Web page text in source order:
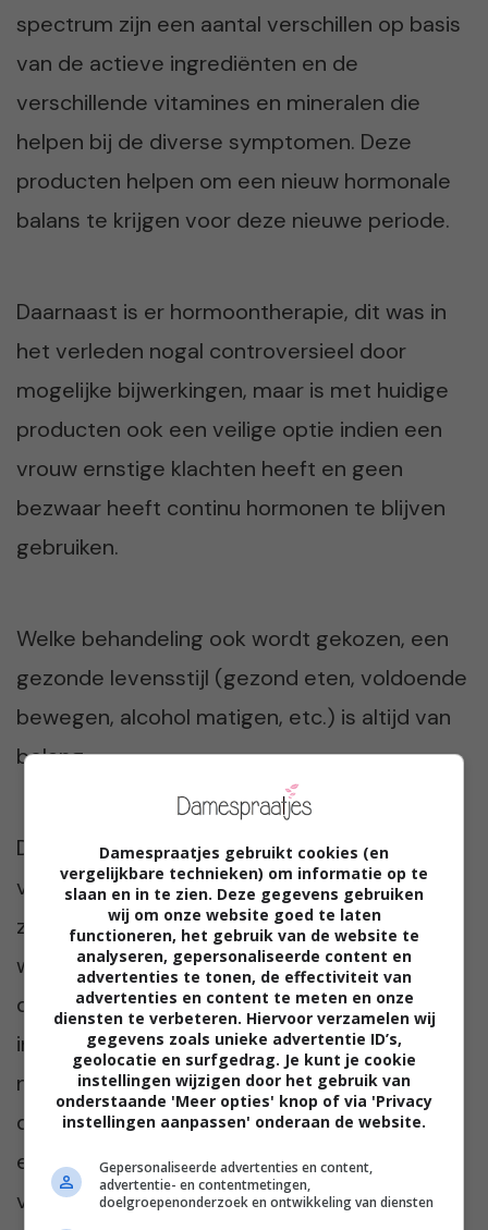
spectrum zijn een aantal verschillen op basis
van de actieve ingrediënten en de
verschillende vitamines en mineralen die
helpen bij de diverse symptomen. Deze
producten helpen om een nieuw hormonale
balans te krijgen voor deze nieuwe periode.
Daarnaast is er hormoontherapie, dit was in
het verleden nogal controversieel door
mogelijke bijwerkingen, maar is met huidige
producten ook een veilige optie indien een
vrouw ernstige klachten heeft en geen
bezwaar heeft continu hormonen te blijven
gebruiken.
Welke behandeling ook wordt gekozen, een
gezonde levensstijl (gezond eten, voldoende
bewegen, alcohol matigen, etc.) is altijd van
belang.
De begeleiding van vrouwen bij het kiezen
van de juiste aanpak begint door uiteraard
zelf te onderzoeken, meer informatie in te
winnen en daarnaast natuurlijk te kijken naar
de medische geschiedenis, symptomen en
individuele behoeften. Bepaal de voor- en
nadelen en de risico’s van elke optie en ga
dan vooral proberen om te bepalen wat past
en werkt bij de specifieke situatie en
voorkeuren.”
Damespraatjes gebruikt cookies (en
vergelijkbare technieken) om informatie op te
slaan en in te zien. Deze gegevens gebruiken
wij om onze website goed te laten
functioneren, het gebruik van de website te
analyseren, gepersonaliseerde content en
advertenties te tonen, de effectiviteit van
advertenties en content te meten en onze
diensten te verbeteren. Hiervoor verzamelen wij
gegevens zoals unieke advertentie ID’s,
geolocatie en surfgedrag. Je kunt je cookie
instellingen wijzigen door het gebruik van
onderstaande 'Meer opties' knop of via 'Privacy
instellingen aanpassen' onderaan de website.
Gepersonaliseerde advertenties en content,
advertentie- en contentmetingen,
doelgroepenonderzoek en ontwikkeling van diensten